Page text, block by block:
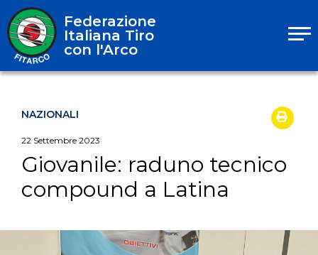
Federazione
Italiana Tiro
con l'Arco
NAZIONALI
22 Settembre 2023
Giovanile: raduno tecnico
compound a Latina